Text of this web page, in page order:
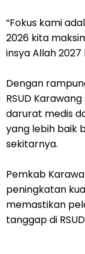
“Fokus kami
2026 kita
insya Allah
Dengan
RSUD
darurat medis
yang lebih baik
sekitarnya.
Pemkab
peningkatan
memastikan
tanggap di